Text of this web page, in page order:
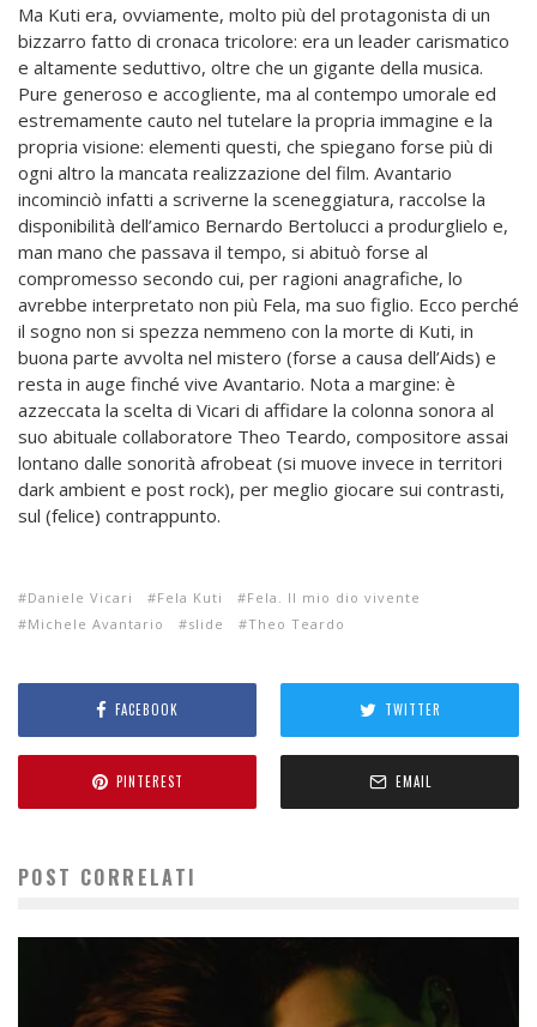
Ma Kuti era, ovviamente, molto più del protagonista di un
bizzarro fatto di cronaca tricolore: era un leader carismatico
e altamente seduttivo, oltre che un gigante della musica.
Pure generoso e accogliente, ma al contempo umorale ed
estremamente cauto nel tutelare la propria immagine e la
propria visione: elementi questi, che spiegano forse più di
ogni altro la mancata realizzazione del film. Avantario
incominciò infatti a scriverne la sceneggiatura, raccolse la
disponibilità dell’amico Bernardo Bertolucci a produrglielo e,
man mano che passava il tempo, si abituò forse al
compromesso secondo cui, per ragioni anagrafiche, lo
avrebbe interpretato non più Fela, ma suo figlio. Ecco perché
il sogno non si spezza nemmeno con la morte di Kuti, in
buona parte avvolta nel mistero (forse a causa dell’Aids) e
resta in auge finché vive Avantario. Nota a margine: è
azzeccata la scelta di Vicari di affidare la colonna sonora al
suo abituale collaboratore Theo Teardo, compositore assai
lontano dalle sonorità afrobeat (si muove invece in territori
dark ambient e post rock), per meglio giocare sui contrasti,
sul (felice) contrappunto.
Daniele Vicari Fela Kuti
Fela. Il mio dio vivente
Michele Avantario
slide Theo Teardo
FACEBOOK TWITTER
PINTEREST EMAIL
POST CORRELATI